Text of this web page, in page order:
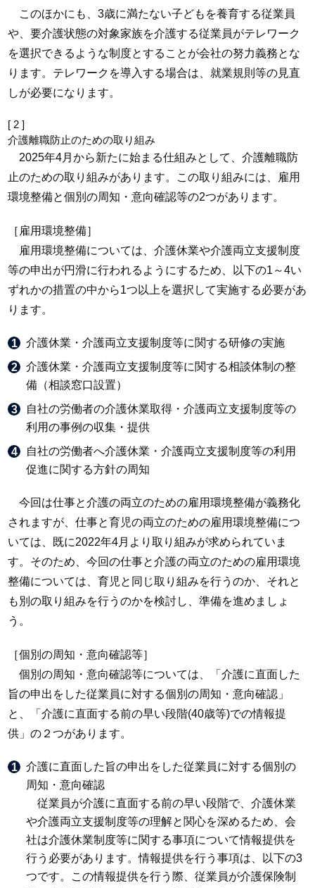
このほかにも、3歳に満たない子どもを養育する従業員
や、要介護状態の対象家族を介護する従業員がテレワーク
を選択できるような制度とすることが会社の努力義務とな
ります。テレワークを導入する場合は、就業規則等の見直
しが必要になります。
[ 2 ]
介護離職防止のための取り組み
2025年4月から新たに始まる仕組みとして、介護離職防
止のための取り組みがあります。この取り組みには、雇用
環境整備と個別の周知・意向確認等の2つがあります。
［雇用環境整備］
雇用環境整備については、介護休業や介護両立支援制度
等の申出が円滑に行われるようにするため、以下の1～4い
ずれかの措置の中から1つ以上を選択して実施する必要があ
ります。
介護休業・介護両立支援制度等に関する研修の実施
介護休業・介護両立支援制度等に関する相談体制の整
備（相談窓口設置）
自社の労働者の介護休業取得・介護両立支援制度等の
利用の事例の収集・提供
自社の労働者へ介護休業・介護両立支援制度等の利用
促進に関する方針の周知
今回は仕事と介護の両立のための雇用環境整備が義務化
されますが、仕事と育児の両立のための雇用環境整備につ
いては、既に2022年4月より取り組みが求められていま
す。そのため、今回の仕事と介護の両立のための雇用環境
整備については、育児と同じ取り組みを行うのか、それと
も別の取り組みを行うのかを検討し、準備を進めましょ
う。
［個別の周知・意向確認等］
個別の周知・意向確認等については、「介護に直面した
旨の申出をした従業員に対する個別の周知・意向確認」
と、「介護に直面する前の早い段階(40歳等)での情報提
供」の２つがあります。
介護に直面した旨の申出をした従業員に対する個別の
周知・意向確認
従業員が介護に直面する前の早い段階で、介護休業
や介護両立支援制度等の理解と関心を深めるため、会
社は介護休業制度等に関する事項について情報提供を
行う必要があります。情報提供を行う事項は、以下の3
つです。この情報提供を行う際、従業員が介護保険制